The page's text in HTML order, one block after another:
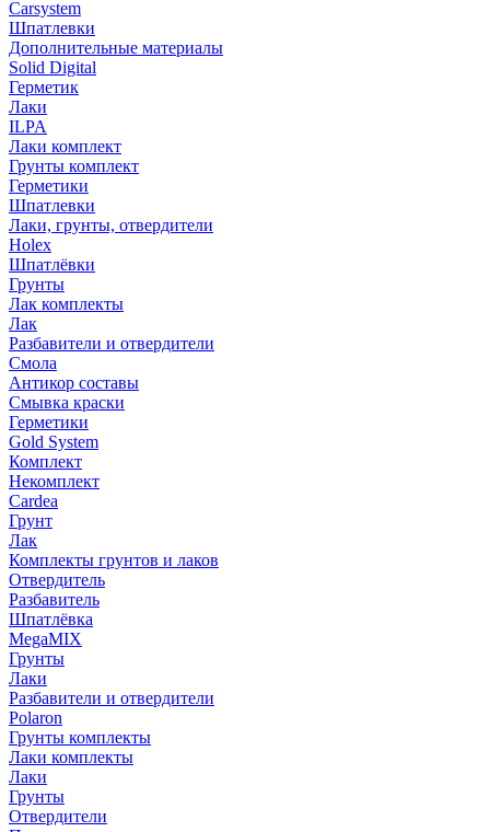
Carsystem
Шпатлевки
Дополнительные материалы
Solid Digital
Герметик
Лаки
ILPA
Лаки комплект
Грунты комплект
Герметики
Шпатлевки
Лаки, грунты, отвердители
Holex
Шпатлёвки
Грунты
Лак комплекты
Лак
Разбавители и отвердители
Смола
Антикор составы
Смывка краски
Герметики
Gold System
Комплект
Некомплект
Cardea
Грунт
Лак
Комплекты грунтов и лаков
Отвердитель
Разбавитель
Шпатлёвка
MegaMIX
Грунты
Лаки
Разбавители и отвердители
Polaron
Грунты комплекты
Лаки комплекты
Лаки
Грунты
Отвердители